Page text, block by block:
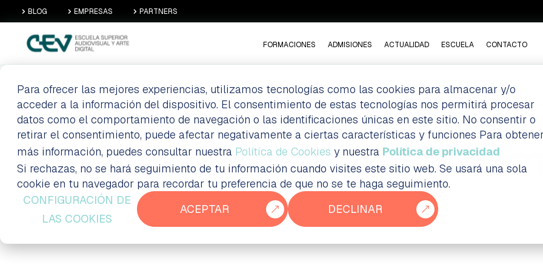
Para ofrecer las mejores experiencias, utilizamos tecnologías como las cookies para almacenar y/o
acceder a la información del dispositivo. El consentimiento de estas tecnologías nos permitirá procesar
datos como el comportamiento de navegación o las identificaciones únicas en este sitio. No consentir o
retirar el consentimiento, puede afectar negativamente a ciertas características y funciones Para
más información, puedes consultar nuestra Política de Cookies y nuestra Política de privacidad
Si rechazas, no se hará seguimiento de tu información cuando visites este sitio web. Se usará una sola
cookie en tu navegador para recordar tu preferencia de que no se te haga seguimiento.
CONFIGURACIÓN DE
LAS COOKIES
ACEPTAR DECLINAR
BLOG EMPRESAS PARTNERS
FORMACIONES ADMISIONES ACTUALIDAD ESCUELA CONTACTO
GRAN ACOGIDA DE LA
DE QUINO: CÓMO SE HIZO EL
Cursos de animación 3D y videojuegos Ciclos formativos de grado superior Madrid